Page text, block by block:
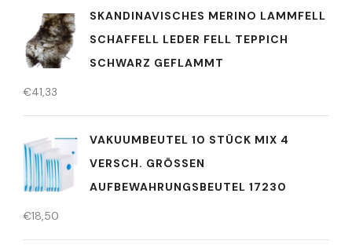
SKANDINAVISCHES MERINO LAMMFELL
SCHAFFELL LEDER FELL TEPPICH
SCHWARZ GEFLAMMT
€41,33
VAKUUMBEUTEL 10 STÜCK MIX 4
VERSCH. GRÖSSEN A
UFBEWAHRUNGSBEUTEL 17230
€18,50